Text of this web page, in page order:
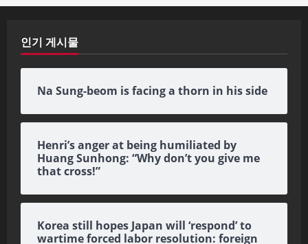
인기 게시물
Na Sung-beom is facing a thorn in his side
Henri’s anger at being humiliated by
Huang Sunhong: “Why don’t you give me
that cross!”
Korea still hopes Japan will ‘respond’ to
wartime forced labor resolution: foreign